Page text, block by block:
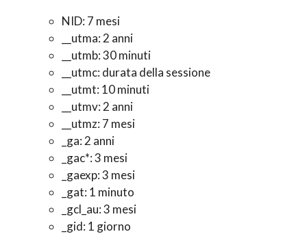
NID: 7 mesi
__utma: 2 anni
__utmb: 30 minuti
__utmc: durata della sessione
__utmt: 10 minuti
__utmv: 2 anni
__utmz: 7 mesi
_ga: 2 anni
_gac*: 3 mesi
_gaexp: 3 mesi
_gat: 1 minuto
_gcl_au: 3 mesi
_gid: 1 giorno